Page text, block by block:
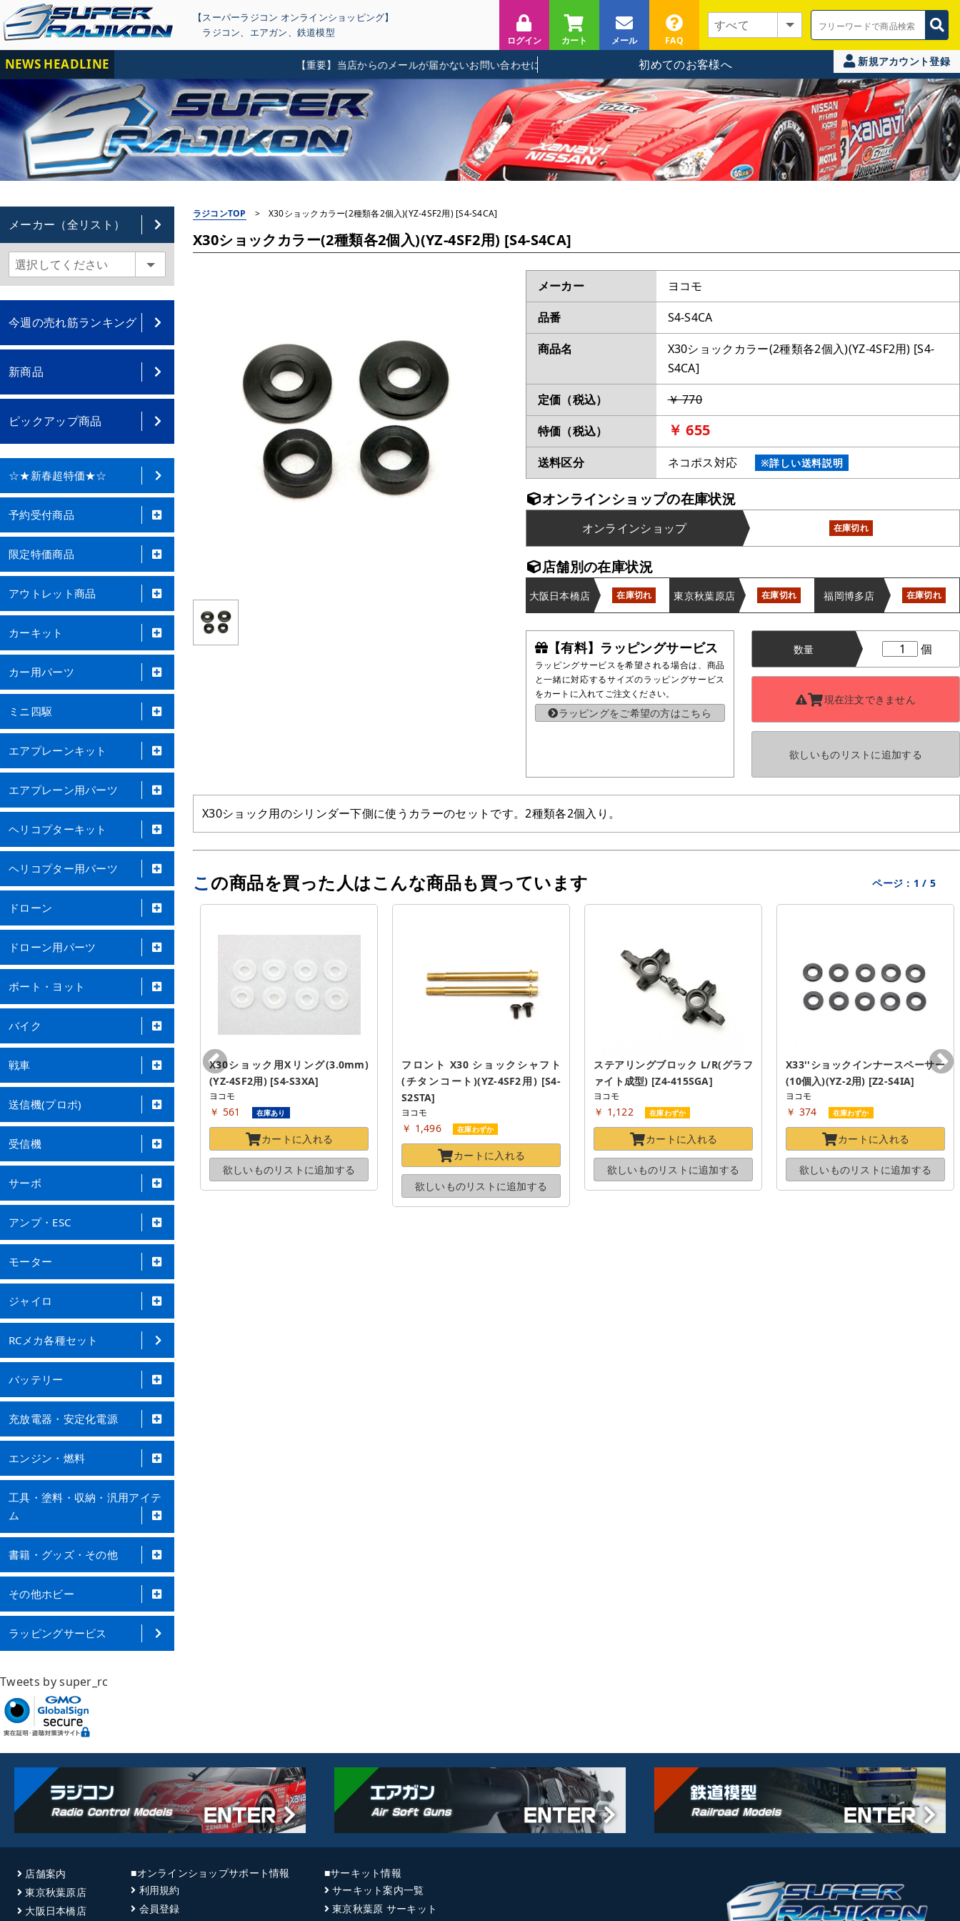
【スーパーラジコン オンラインショッピング】
ラジコン、 エアガン、 鉄道模型
ログイン カート メール FAQ
NEWS HEADLINE 【重要】当店からのメールが届かないお問い合わせに関して 初めてのお客様へ 新規アカウント登録
メーカー（全リスト）
今週の売れ筋ランキング
新商品
ピックアップ商品
☆★新春超特価★☆
予約受付商品
限定特価商品
アウトレット商品
カーキット
カー用パーツ
ミニ四駆
エアプレーンキット
エアプレーン用パーツ
ヘリコプターキット
ヘリコプター用パーツ
ドローン
ドローン用パーツ
ボート・ヨット
バイク
戦車
送信機(プロポ)
受信機
サーボ
アンプ・ESC
モーター
ジャイロ
RCメカ各種セット
バッテリー
充放電器・安定化電源
エンジン・燃料
工具・塗料・収納・汎用アイテ
ム
書籍・グッズ・その他
その他ホビー
ラッピングサービス
Tweets by super_rc
ラジコンTOP > X30ショックカラー(2種類各2個入)(YZ-4SF2用) [S4-S4CA]
X30ショックカラー(2種類各2個入)(YZ-4SF2用) [S4-S4CA]
メーカー
ヨコモ
品番
S4-S4CA
商品名
X30ショックカラー(2種類各2個入)(YZ-4SF2用) [S4-
S4CA]
定価（税込）
￥ 770
特価（税込）
￥ 655
送料区分 ネコポス対応 ※詳しい送料説明
オンラインショップの在庫状況
オンラインショップ 在庫切れ
店舗別の在庫状況
大阪日本橋店 在庫切れ 東京秋葉原店 在庫切れ 福岡博多店 在庫切れ
【有料】ラッピングサービス
ラッピングサービスを希望される場合は、商品
と一緒に対応するサイズのラッピングサービス
をカートに入れてご注文ください。
ラッピングをご希望の方はこちら
数量 個
現在注文できません
欲しいものリストに追加する
X30ショック用のシリンダー下側に使うカラーのセットです。2種類各2個入り。
この商品を買った人はこんな商品も買っています ページ： 1 / 5
フロントサスアーム(タイプB)(シ
ョック2個穴/インナーφ3.5ピン)
(YZ-4SF2用) [S4-008F2A]
ヨコモ
￥ 1,029 在庫わずか
欲しいものリストに 追加する
X30ショック用Xリング(3.0mm)
(YZ-4SF2用) [S4-S3XA]
ヨコモ
￥ 561 在庫あり
カートに入れる
欲しいものリストに追加する
フロント X30 ショックシャフト
(チタンコート)(YZ-4SF2用) [S4-
S2STA]
ヨコモ
￥ 1,496 在庫わずか
カートに入れる
欲しいものリストに追加する
ステアリングブロック L/R(グラフ
ァイト成型) [Z4-415SGA]
ヨコモ
￥ 1,122 在庫わずか
カートに入れる
欲しいものリストに追加する
X33''ショックインナースペーサー
(10個入)(YZ-2用) [Z2-S4IA]
ヨコモ
￥ 374 在庫わずか
カートに入れる
欲しいものリストに追加する
店舗案内
東京秋葉原店
大阪日本橋店
■オンラインショップサポート情報
利用規約
会員登録
■サーキット情報
サーキット案内一覧
東京秋葉原 サーキット